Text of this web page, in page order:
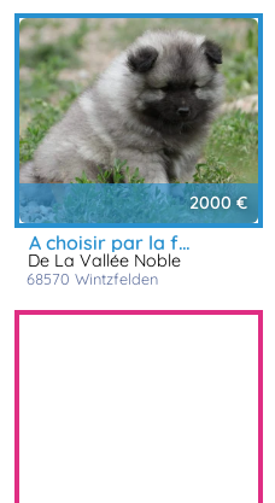
2000 €
a choisir par la famille avant vaccin et identific
De La Vallée Noble
68570 wintzfelden